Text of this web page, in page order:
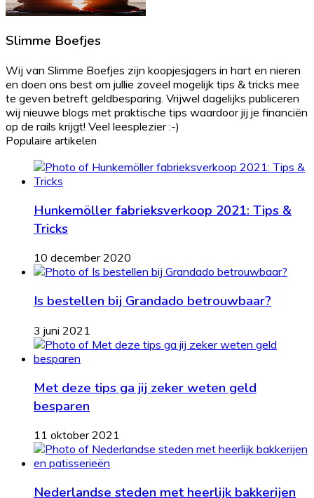
Slimme Boefjes
Wij van Slimme Boefjes zijn koopjesjagers in hart en nieren
en doen ons best om jullie zoveel mogelijk tips & tricks mee
te geven betreft geldbesparing. Vrijwel dagelijks publiceren
wij nieuwe blogs met praktische tips waardoor jij je financiën
op de rails krijgt! Veel leesplezier :-)
Populaire artikelen
Hunkemöller fabrieksverkoop 2021: Tips &
Tricks
10 december 2020
Is bestellen bij Grandado betrouwbaar?
3 juni 2021
Met deze tips ga jij zeker weten geld
besparen
11 oktober 2021
Nederlandse steden met heerlijk bakkerijen